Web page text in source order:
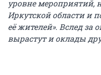
уровне мероприятий,
Иркутской области и
её жителей». Вслед за
вырастут и оклады